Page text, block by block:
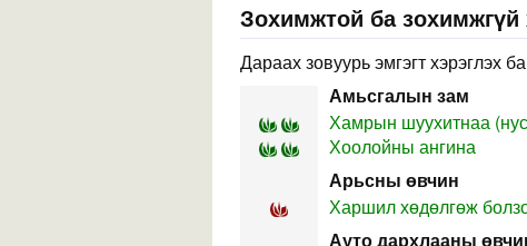
Зохимжтой ба зохимжгүй
Дараах зовуурь эмгэгт хэрэглэх
Амьсгалын зам
Хамрын шуухитнаа
Хоолойны ангина
Арьсны өвчин
Харшил хөдөлгөж
Ауто дархлааны